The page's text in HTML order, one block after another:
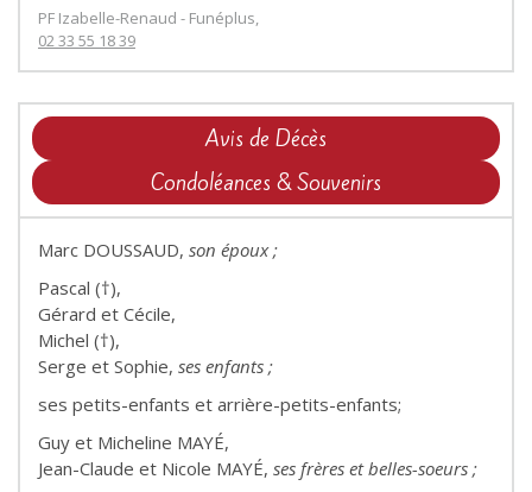
PF Izabelle-Renaud - Funéplus,
02 33 55 18 39
Avis de Décès
Condoléances & Souvenirs
Marc DOUSSAUD, son époux ;
Pascal (†),
Gérard et Cécile,
Michel (†),
Serge et Sophie, ses enfants ;
ses petits-enfants et arrière-petits-enfants;
Guy et Micheline MAYÉ,
Jean-Claude et Nicole MAYÉ, ses frères et belles-soeurs ;